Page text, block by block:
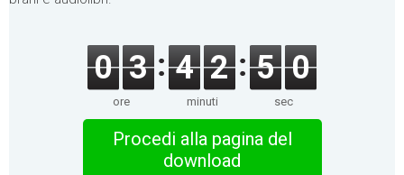
0 3
ore
4 2
minuti
5 0
sec
Procedi alla pagina del
download